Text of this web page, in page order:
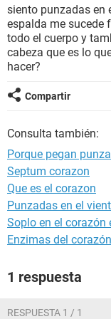
BIENESTAR
SEXUALIDAD
GLOSARIO
siento punzadas en
espalda me sucede
todo el cuerpo y
cabeza que es lo
hacer?
Compartir
Consulta también:
Porque pegan
Septum corazon
Que es el corazon
Punzadas en el
Soplo en el corazón
Enzimas del corazón
1 respuesta
RESPUESTA 1 / 1